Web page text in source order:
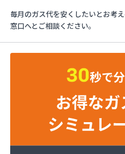
ガステックサービス株式会
ガステックサービス株式会
ガステックサービス株式会
ガステックサービス株式会
ガステックサービス株式
ガステックサービス株式会
カネテン商店
毎月のガス代を安くしたいとお考
窓口へとご相談ください。